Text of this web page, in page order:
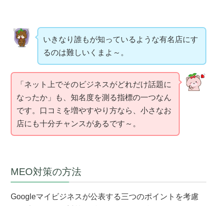
いきなり誰もが知っているような有名店にす
るのは難しいくまよ～。
「ネット上でそのビジネスがどれだけ話題に
なったか」も、知名度を測る指標の一つなん
です。口コミを増やすやり方なら、小さなお
店にも十分チャンスがあるです～。
MEO対策の方法
Googleマイビジネスが公表する三つのポイントを考慮